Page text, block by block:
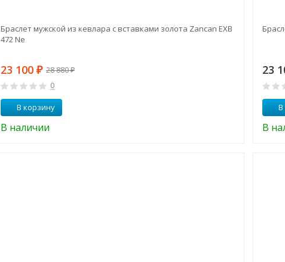
Браслет мужской из кевлара с вставками золота Zancan EXB
472 Ne
23 100 ₽ 28 880₽
0
В корзину
В наличии
23
В
В